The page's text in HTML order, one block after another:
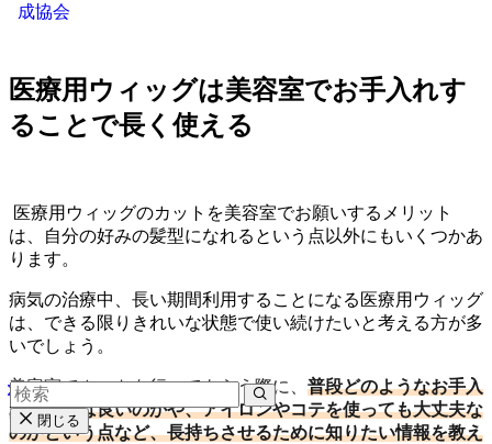
成協会
医療用ウィッグは美容室でお手入れす
ることで長く使える
医療用ウィッグのカットを美容室でお願いするメリット
は、自分の好みの髪型になれるという点以外にもいくつかあ
ります。
病気の治療中、長い期間利用することになる医療用ウィッグ
は、できる限りきれいな状態で使い続けたいと考える方が多
いでしょう。
美容室でカットを行ってもらう際に、 普段どのようなお手入
れをすれば良いのかや、アイロンやコテを使っても大丈夫な
のかという点など、長持ちさせるために知りたい情報を教え
閉じる